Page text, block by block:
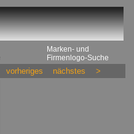
Marken- und
Firmenlogo-Suche
vorheriges nächstes >